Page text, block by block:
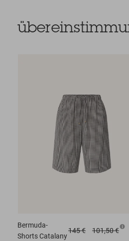
Bermuda-
ShortsCatalany
145 € 101,50 €